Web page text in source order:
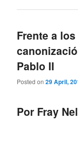
Frente a
Pablo II
Posted on29 April,
Por Fray